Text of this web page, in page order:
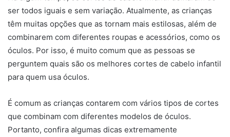
ser todos iguais e sem variação. Atualmente, as crianças
têm muitas opções que as tornam mais estilosas, além de
combinarem com diferentes roupas e acessórios, como os
óculos. Por isso, é muito comum que as pessoas se
perguntem quais são os melhores cortes de cabelo infantil
para quem usa óculos.
É comum as crianças contarem com vários tipos de cortes
que combinam com diferentes modelos de óculos.
Portanto, confira algumas dicas extremamente